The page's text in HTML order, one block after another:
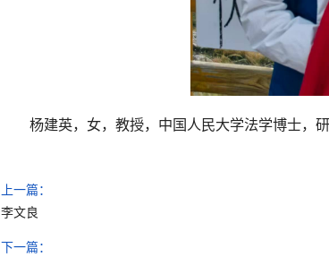
杨建英，女，教授，中国人民大学法学博士，
上一篇：
李文良
下一篇：